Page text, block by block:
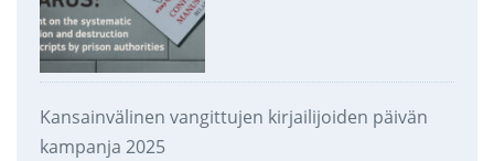
Kansainvälinen vangittujen kirjailijoiden päivän
kampanja 2025